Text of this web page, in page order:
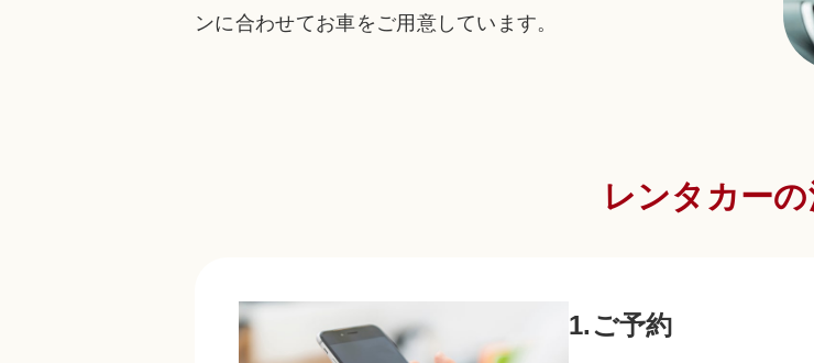
ンに合わせてお車をご用意しています。
レンタカー
1.ご予約